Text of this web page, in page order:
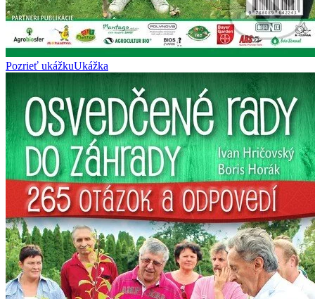
Pozrieť ukážkuUkážka